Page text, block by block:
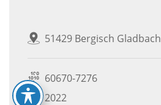
51429 Bergisch Gladbach
60670-7276
2022